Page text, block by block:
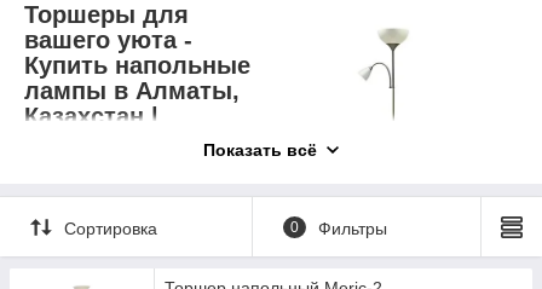
Торшеры для
вашего уюта -
Купить напольные
лампы в Алматы,
Казахстан |
напольных ламп, и LED-
торшеров для улучшения
Показать всё
Сортировка 0 Фильтры